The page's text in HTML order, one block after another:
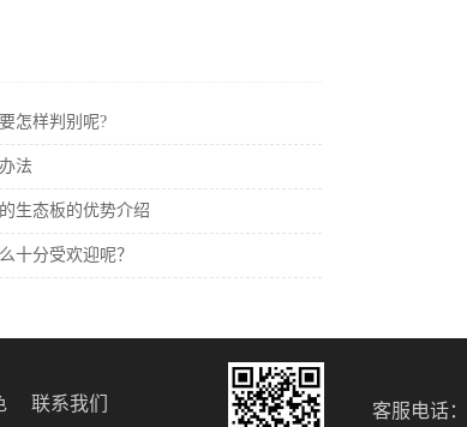
怎样判别呢?
法
生态板的优势介绍
十分受欢迎呢？
联系我们 客服电话：